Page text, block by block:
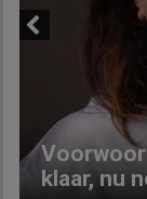
klaar, nu